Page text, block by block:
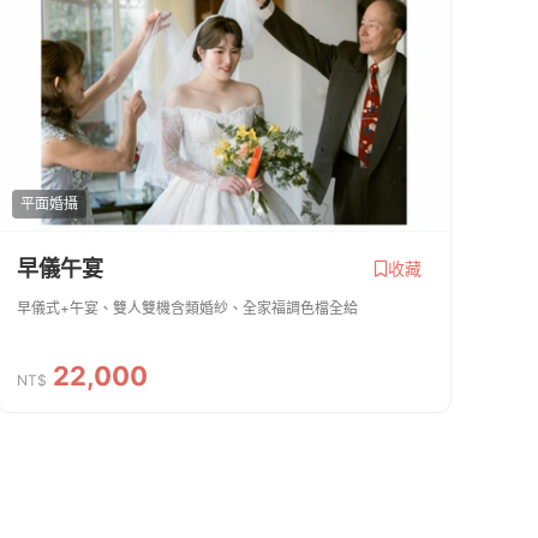
平面婚攝
早儀午宴 收藏
早儀式+午宴、雙人雙機含類婚紗、全家福調色檔全給
NT$ 22,000